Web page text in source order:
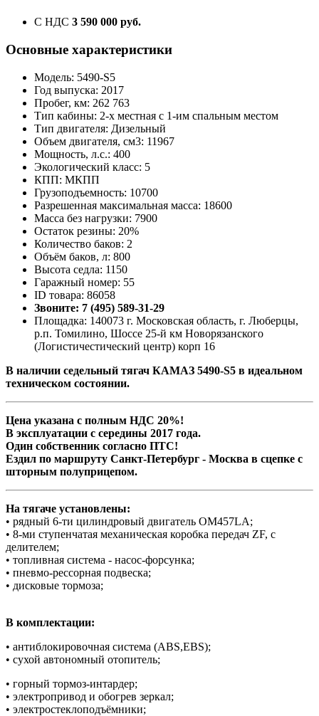
С НДС 3 590 000 руб.
Основные характеристики
Модель: 5490-S5
Год выпуска: 2017
Пробег, км: 262 763
Тип кабины: 2-х местная с 1-им спальным местом
Тип двигателя: Дизельный
Объем двигателя, см3: 11967
Мощность, л.с.: 400
Экологический класс: 5
КПП: МКПП
Грузоподъемность: 10700
Разрешенная максимальная масса: 18600
Масса без нагрузки: 7900
Остаток резины: 20%
Количество баков: 2
Объём баков, л: 800
Высота седла: 1150
Гаражный номер: 55
ID товара: 86058
Звоните: 7 (495) 589-31-29
Площадка: 140073 г. Московская область, г. Люберцы,
р.п. Томилино, Шоссе 25-й км Новорязанского
(Логистичестический центр) корп 16
В наличии cедельный тягач КАМАЗ 5490-S5 в идеальном
техническом состоянии.
Цена указана с полным НДС 20%!
В эксплуатации с середины 2017 года.
Один собственник согласно ПТС!
Ездил по маршруту Санкт-Петербург - Москва в сцепке с
шторным полуприцепом.
На тягаче установлены:
• рядный 6-ти цилиндровый двигатель OM457LA;
• 8-ми ступенчатая механическая коробка передач ZF, с
делителем;
• топливная система - насос-форсунка;
• пневмо-рессорная подвеска;
• дисковые тормоза;
В комплектации:
• антиблокировочная система (ABS,ЕBS);
• сухой автономный отопитель;
• горный тормоз-интардер;
• электропривод и обогрев зеркал;
• электростеклоподъёмники;